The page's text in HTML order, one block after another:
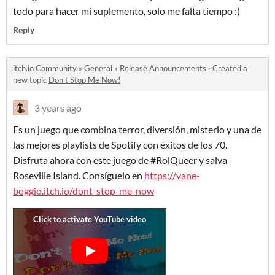
todo para hacer mi suplemento, solo me falta tiempo :(
Reply
itch.io Community » General » Release Announcements · Created a
new topic Don't Stop Me Now!
3 years ago
Es un juego que combina terror, diversión, misterio y una de
las mejores playlists de Spotify con éxitos de los 70.
Disfruta ahora con este juego de #RolQueer y salva
Roseville Island.Consígueloen https://vane-
boggio.itch.io/dont-stop-me-now